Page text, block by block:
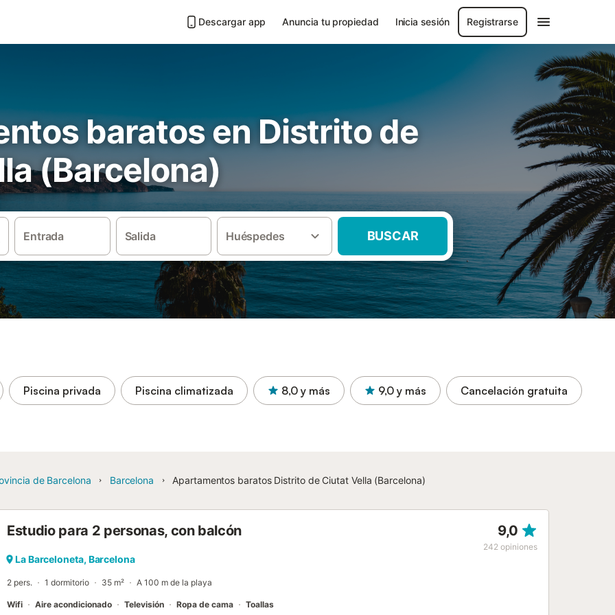
Descargar app Anuncia tu propiedad Inicia sesión Registrarse
baratos en Distrito de
(Barcelona)
Entrada Salida Huéspedes BUSCAR
Piscina privada Piscina climatizada 8,0 y más 9,0 y más Cancelación gratuita
de Barcelona Barcelona Apartamentos baratos Distrito de Ciutat Vella (Barcelona)
Estudio para 2 personas, con balcón 9,0
242 opiniones
La Barceloneta, Barcelona
2 pers. 1 dormitorio 35 m² A 100 m de la playa
Wifi Aire acondicionado Televisión Ropa de cama Toallas